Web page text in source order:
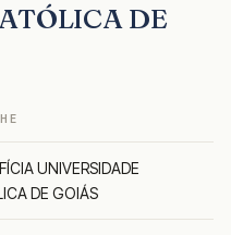
DE
UNIVERSIDADE
DE GOIÁS